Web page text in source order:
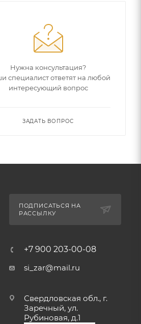
Нужна консультация?
специалист ответят на любой
интересующий вопрос
ЗАДАТЬ ВОПРОС
ПОДПИСАТЬСЯ НА
РАССЫЛКУ
+7 900 203-00-08
si_zar@mail.ru
Свердловская обл., г.
Заречный, ул.
Рубиновая, д.1